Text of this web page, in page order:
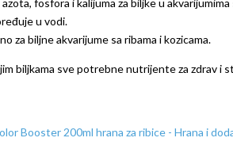
u vodi.
za biljne akvarijume sa ribama i kozicama.
biljkama sve potrebne nutrijente za zdrav